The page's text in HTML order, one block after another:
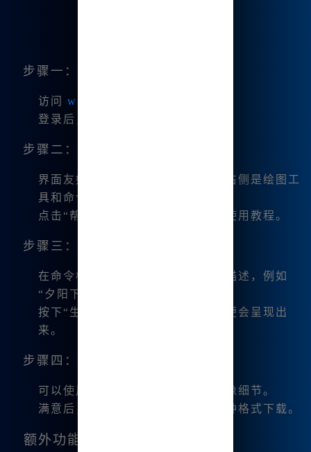
步骤一：注册与登录
访问 www.bzu.cn
登录后，系统会赠送你的首次积分。
步骤二：熟悉界面
界面友好，左侧是我的创作历史，右侧是绘图工
具和命令输入区域。
点击“帮助”菜单，可以查看详细的使用教程。
步骤三：开始创作
在命令框中输入我想要生成的图像描述，例如
“夕阳下的海滩”。
按下“生成”按钮，几秒钟后，图像便会呈现出
来。
步骤四：调整与保存
可以使用内置的调整工具，优化图像细节。
满意后，选择保存，系统将提供多种格式下载。
额外功能推荐